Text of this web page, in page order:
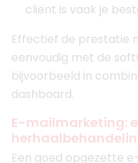
cliënt is vaak je
Effectief de prestatie
eenvoudig met de
bijvoorbeeld in
dashboard.
E-mailmarketing:
Een goed opgezette